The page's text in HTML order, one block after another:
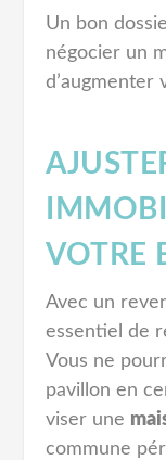
Un bon
négocier un
d’augmenter
VOTRE
Avec un
essentiel de
Vous ne
pavillon en
viser une
commune